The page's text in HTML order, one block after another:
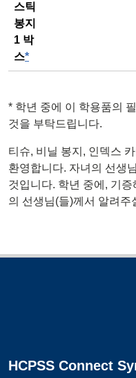
스틱
봉지
1 박
스*
* 학년 중에 이 학용품의
것을 부탁드립니다.
티슈, 비닐 봉지, 인덱스
환영합니다. 자녀의 선생
것입니다. 학년 중에, 기
의 선생님(들)께서 알려주
HCPSS Connect